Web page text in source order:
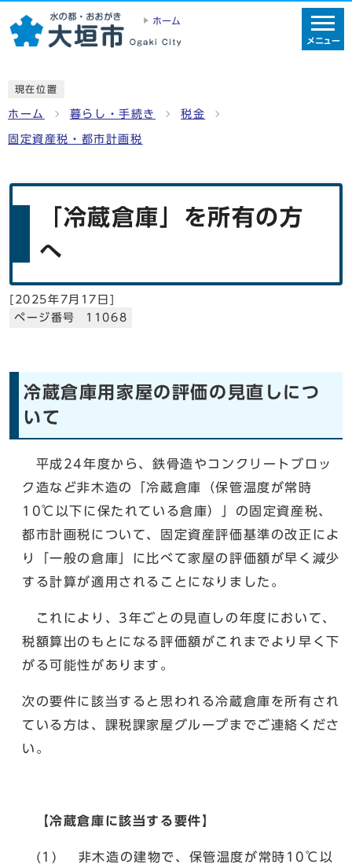
ホーム
メニュー
現在位置
ホーム 暮らし・手続き 税金
固定資産税・都市計画税
「冷蔵倉庫」を所有の方
へ
[ 2025年7月17日 ]
ページ番号 11068
冷蔵倉庫用家屋の評価の見直しにつ
いて
平成24年度から、鉄骨造やコンクリートブロッ
ク造など非木造の「冷蔵倉庫（保管温度が常時
10℃以下に保たれている倉庫）」の固定資産税、
都市計画税について、固定資産評価基準の改正によ
り「一般の倉庫」に比べて家屋の評価額が早く減少
する計算が適用されることになりました。
これにより、3年ごとの見直しの年度において、
税額算出のもとになる評価額がこれまでより早く下
がる可能性があります。
次の要件に該当すると思われる冷蔵倉庫を所有され
ている方は、課税課家屋グループまでご連絡くださ
い。
【冷蔵倉庫に該当する要件】
(1) 非木造の建物で、保管温度が常時10℃以